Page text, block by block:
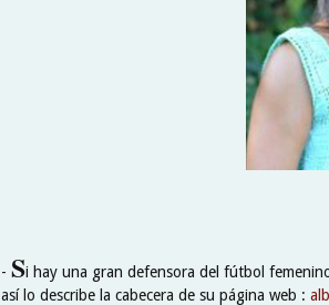
- Si hay una gran defensora del fútbol
así lo describe la cabecera de su página web :